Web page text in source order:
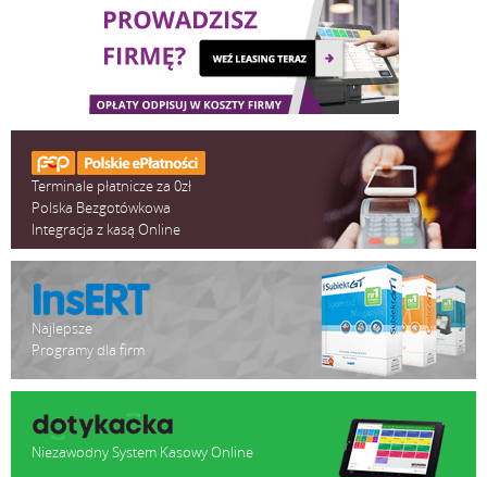
Terminale płatnicze za 0zł
Polska Bezgotówkowa
Integracja z kasą Online
Najlepsze
Programy dla firm
Niezawodny System Kasowy Online